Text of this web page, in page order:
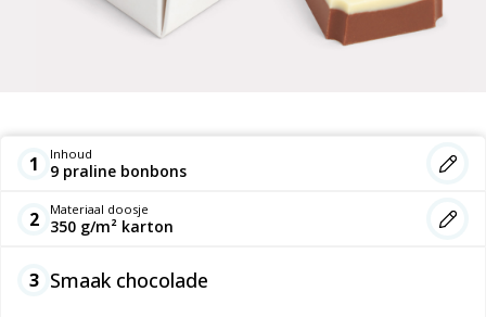
1 Inhoud
9 praline bonbons
2 Materiaal doosje
350 g/m² karton
3 Smaak chocolade